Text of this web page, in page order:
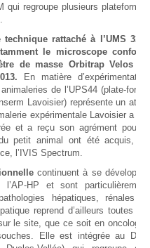
qui regroupe plusieurs plateformes
rattaché à l’UMS 33 a
le microscope confocal
de masse Orbitrap Velos en
En matière d’expérimentation
de l’UPS44 (plate-forme
Lavoisier) représente un atout
expérimentale Lavoisier a été
et a reçu son agrément pour 6
petit animal ont été acquis, en
l’IVIS Spectrum.
continuent à se développer
HP et sont particulièrement
hépatiques, rénales et
reprend d’ailleurs toutes les
le site, que ce soit en oncologie,
Elle est intégrée au DHU